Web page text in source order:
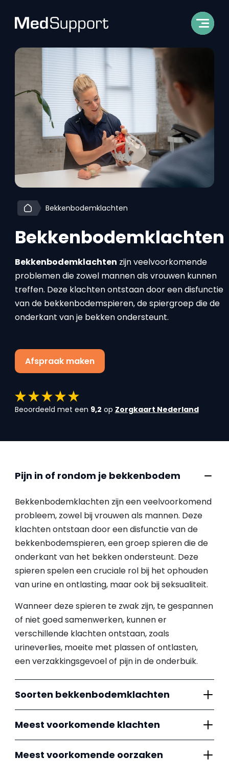
Bekkenbodemklachten
Bekkenbodemklachten
Bekkenbodemklachten zijn veelvoorkomende
problemen die zowel mannen als vrouwen kunnen
treffen. Deze klachten ontstaan door een disfunctie
van de bekkenbodemspieren, de spiergroep die de
onderkant van je bekken ondersteunt.
Afspraak maken
Beoordeeld met een 9,2 op Zorgkaart Nederland
Pijn in of rondom je bekkenbodem
Bekkenbodemklachten zijn een veelvoorkomend
probleem, zowel bij vrouwen als mannen. Deze
klachten ontstaan door een disfunctie van de
bekkenbodemspieren, een groep spieren die de
onderkant van het bekken ondersteunt. Deze
spieren spelen een cruciale rol bij het ophouden
van urine en ontlasting, maar ook bij seksualiteit.
Wanneer deze spieren te zwak zijn, te gespannen
of niet goed samenwerken, kunnen er
verschillende klachten ontstaan, zoals
urineverlies, moeite met plassen of ontlasten,
een verzakkingsgevoel of pijn in de onderbuik.
Soorten bekkenbodemklachten
Meest voorkomende klachten
Meest voorkomende oorzaken